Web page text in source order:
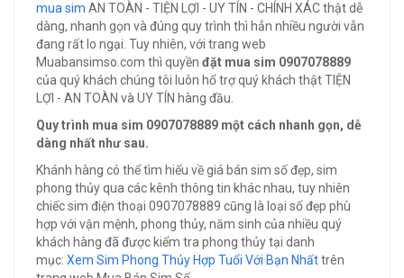
mua sim AN TOÀN - TIỆN LỢI - UY TÍN - CHÍNH XÁC thật dễ
dàng, nhanh gọn và đúng quy trình thì hẳn nhiều người vẫn
đang rất lo ngại. Tuy nhiên, với trang web
Muabansimso.com thì quyền đặt mua sim 0907078889
của quý khách chúng tôi luôn hổ trợ quý khách thật TIỆN
LỢI - AN TOÀN và UY TÍN hàng đầu.
Quy trình mua sim 0907078889 một cách nhanh gọn, dễ
dàng nhất như sau.
Khánh hàng có thể tìm hiểu về giá bán sim số đẹp, sim
phong thủy qua các kênh thông tin khác nhau, tuy nhiên
chiếc sim điện thoại 0907078889 cũng là loại số đẹp phù
hợp với vận mệnh, phong thủy, năm sinh của nhiều quý
khách hàng đã được kiểm tra phong thủy tại danh
mục: Xem Sim Phong Thủy Hợp Tuổi Với Bạn Nhấttrên